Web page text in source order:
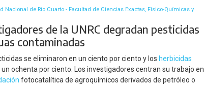
Nacional de Río Cuarto - Facultad de Ciencias Exactas, Físico-Químicas y
de la UNRC degradan pesticidas
contaminadas
se eliminaron en un ciento por ciento y los herbicidas
un ochenta por ciento. Los investigadores centran su trabajo en
fotocatalítica de agroquímicos derivados de petróleo o